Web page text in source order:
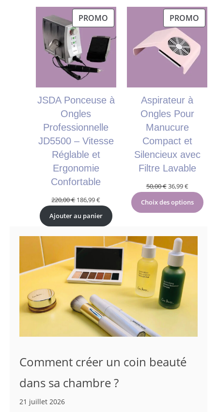
200,00 €.192,99 €.
PROMOPRODUIT
PROMOTION
JSDA Ponceuse à
Ongles
Professionnelle
JD5500 – Vitesse
Réglable et
Ergonomie
Confortable
220,00€ Le
initial
220,00 €.
186,99€Le
prix
actuel
186,99 €.
Ajouter au panier
PROMO
Aspirateur à
Ongles Pour
Manucure
Compact et
Silencieux avec
Filtre Lavable
50,00€Le
initial
36,99€Le
prix
actuel
Choix des options
Comment créer un coin beauté
dans sa chambre ?
21 juillet 2026